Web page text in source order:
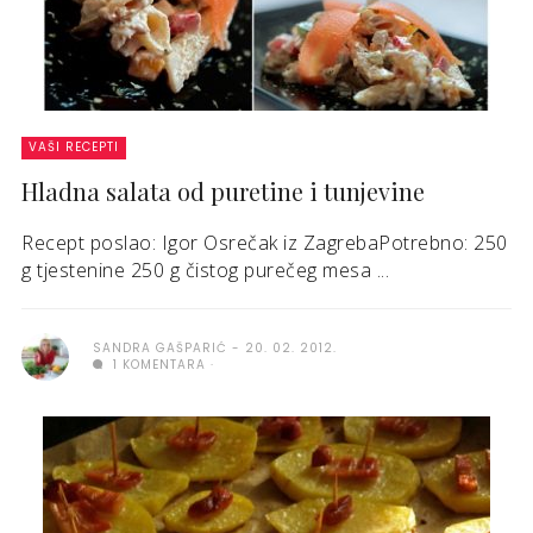
VAŠI RECEPTI
Hladna salata od puretine i tunjevine
Recept poslao: Igor Osrečak iz ZagrebaPotrebno: 250
g tjestenine 250 g čistog purečeg mesa ...
SANDRA GAŠPARIĆ
20. 02. 2012.
1 KOMENTARA